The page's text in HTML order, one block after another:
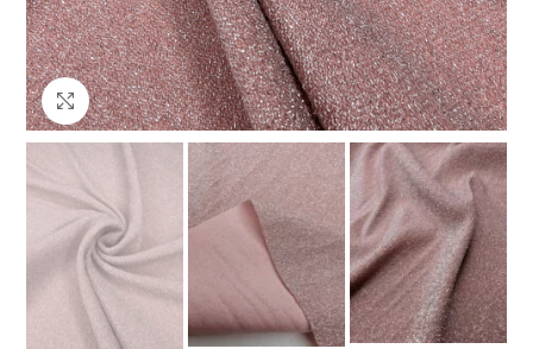
Клацніть, щоб збільшити